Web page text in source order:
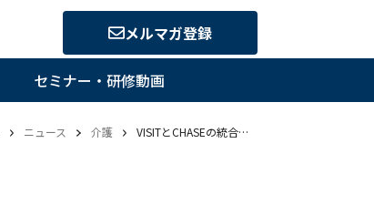
メルマガ登録
セミナー・研修動画
ニュース 介護 VISITとCHASEの統合でデータ収集へ データ入力の省力化と統合スケジュール 介護給付費分科会